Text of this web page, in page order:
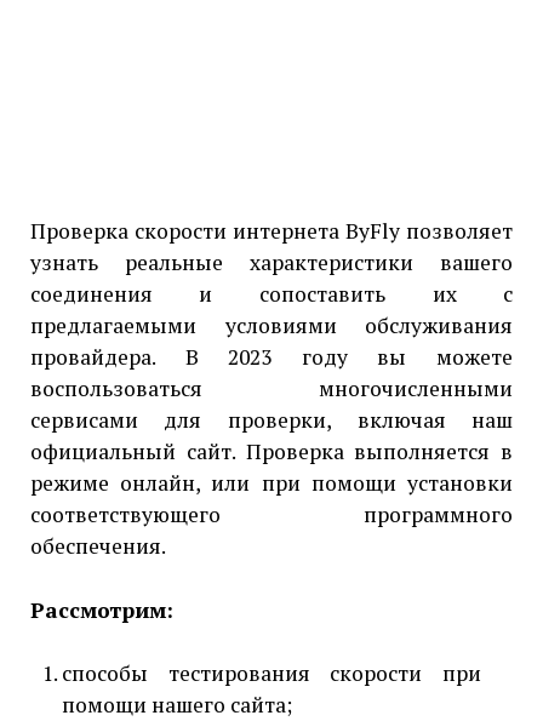
Проверка скорости интернета ByFly позволяет
узнать реальные характеристики вашего
соединения и сопоставить их с
предлагаемыми условиями обслуживания
провайдера. В 2023 году вы можете
воспользоваться многочисленными
сервисами для проверки, включая наш
официальный сайт. Проверка выполняется в
режиме онлайн, или при помощи установки
соответствующего программного
обеспечения.
Рассмотрим:
способы тестирования скорости при
помощи нашего сайта;